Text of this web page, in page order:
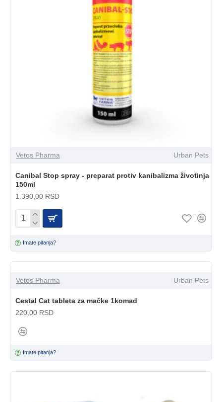
Vetos Pharma Urban Pets
Canibal Stop spray - preparat protiv kanibalizma životinja
150ml
1.390,00 RSD
Imate pitanja?
Vetos Pharma Urban Pets
Cestal Cat tableta za mačke 1komad
220,00 RSD
Imate pitanja?